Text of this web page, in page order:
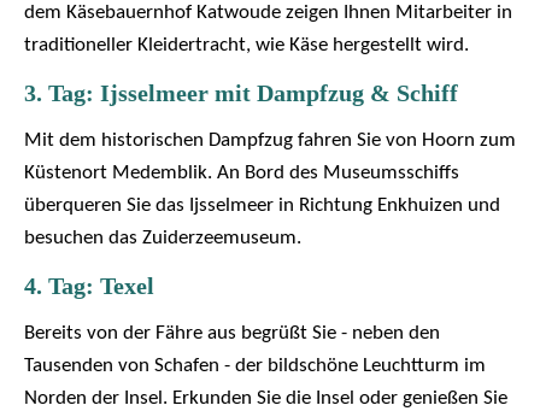
dem Käsebauernhof Katwoude zeigen Ihnen Mitarbeiter in
traditioneller Kleidertracht, wie Käse hergestellt wird.
3. Tag: Ijsselmeer mit Dampfzug & Schiff
Mit dem historischen Dampfzug fahren Sie von Hoorn zum
Küstenort Medemblik. An Bord des Museumsschiffs
überqueren Sie das Ijsselmeer in Richtung Enkhuizen und
besuchen das Zuiderzeemuseum.
4. Tag: Texel
Bereits von der Fähre aus begrüßt Sie - neben den
Tausenden von Schafen - der bildschöne Leuchtturm im
Norden der Insel. Erkunden Sie die Insel oder genießen Sie